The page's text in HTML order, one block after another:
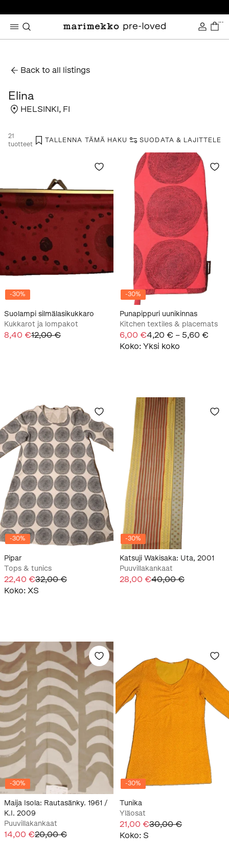
...
Back to all listings
Elina
HELSINKI, FI
21
tuotteet
TALLENNA TÄMÄ HAKU SUODATA & LAJITTELE
-30%
Suolampi silmälasikukkaro
Kukkarot ja lompakot
8,40 €12,00 €
-30%
Punapippuri uunikinnas
Kitchen textiles & placemats
6,00 €4,20 € – 5,60 €
Koko: Yksi koko
-30%
Pipar
Tops & tunics
22,40 €32,00 €
Koko: XS
-30%
Katsuji Wakisaka: Uta, 2001
Puuvillakankaat
28,00 €40,00 €
-30%
Maija Isola: Rautasänky. 1961 /
K.I. 2009
Puuvillakankaat
14,00 €20,00 €
-30%
Tunika
Yläosat
21,00 €30,00 €
Koko: S